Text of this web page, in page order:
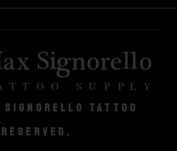
Signorello Tattoo